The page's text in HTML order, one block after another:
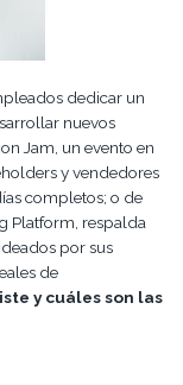
dedicar un
nuevos
Jam, un evento en
y vendedores
completos; o de
Platform, respalda
por sus
de
y cuáles son las